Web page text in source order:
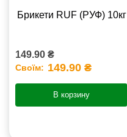
Брикети RUF (РУФ) 10кг
149.90 ₴
Своїм: 149.90 ₴
В корзину